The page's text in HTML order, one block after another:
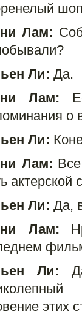
Лам:
Ли: Да.
Лам:
о
Ли:
Лам:
актерской
Ли: Да,
Лам:
Ли:
этих